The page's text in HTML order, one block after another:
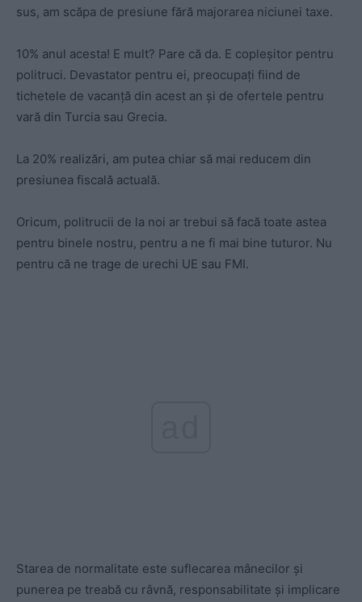
sus, am scăpa de presiune fără majorarea niciunei taxe.
10% anul acesta! E mult? Pare că da. E copleșitor pentru
politruci. Devastator pentru ei, preocupați fiind de
tichetele de vacanță din acest an și de ofertele pentru
vară din Turcia sau Grecia.
La 20% realizări, am putea chiar să mai reducem din
presiunea fiscală actuală.
Oricum, politrucii de la noi ar trebui să facă toate astea
pentru binele nostru, pentru a ne fi mai bine tuturor. Nu
pentru că ne trage de urechi UE sau FMI.
Starea de normalitate este suflecarea mânecilor și
punerea pe treabă cu râvnă, responsabilitate și implicare